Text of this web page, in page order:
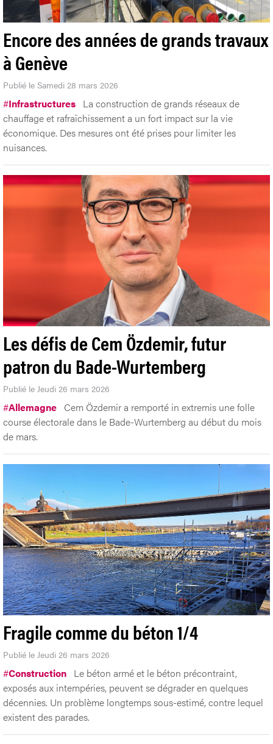
Encore des années de grands travaux
à Genève
Publié le Samedi 28 mars 2026
#Infrastructures La construction de grands réseaux de
chauffage et rafraîchissement a un fort impact sur la vie
économique. Des mesures ont été prises pour limiter les
nuisances.
Les défis de Cem Özdemir, futur
patron du Bade-Wurtemberg
Publié le Jeudi 26 mars 2026
#Allemagne Cem Özdemir a remporté in extremis une folle
course électorale dans le Bade-Wurtemberg au début du mois
de mars.
Fragile comme du béton 1/4
Publié le Jeudi 26 mars 2026
#Construction Le béton armé et le béton précontraint,
exposés aux intempéries, peuvent se dégrader en quelques
décennies. Un problème longtemps sous-estimé, contre lequel
existent des parades.